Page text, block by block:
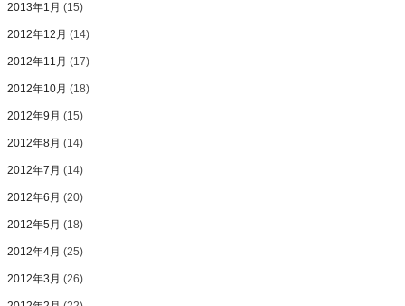
2013年1月 (15)
2012年12月 (14)
2012年11月 (17)
2012年10月 (18)
2012年9月 (15)
2012年8月 (14)
2012年7月 (14)
2012年6月 (20)
2012年5月 (18)
2012年4月 (25)
2012年3月 (26)